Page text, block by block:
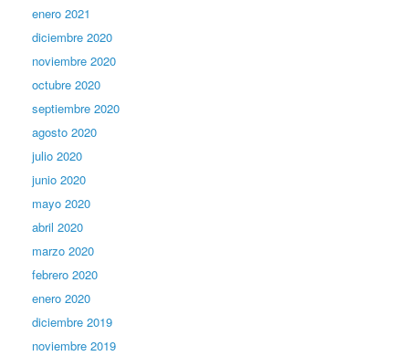
enero 2021
diciembre 2020
noviembre 2020
octubre 2020
septiembre 2020
agosto 2020
julio 2020
junio 2020
mayo 2020
abril 2020
marzo 2020
febrero 2020
enero 2020
diciembre 2019
noviembre 2019